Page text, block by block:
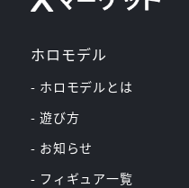
ホロモデル
- ホロモデルとは
- 遊び方
- お知らせ
- フィギュア一覧